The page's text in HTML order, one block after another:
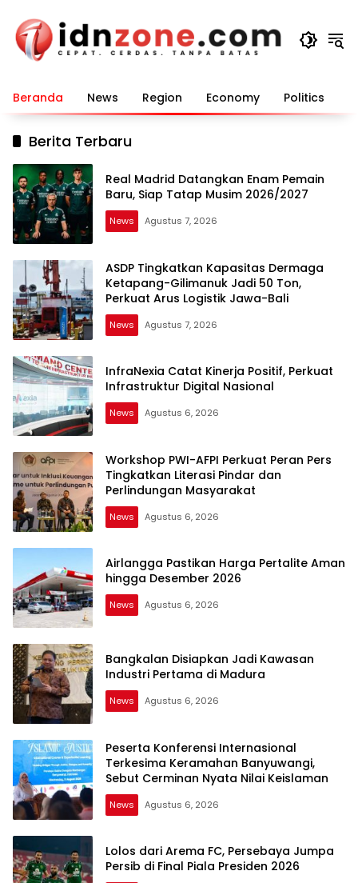
konten
Beranda News Region Economy Politics
Berita Terbaru
Real Madrid Datangkan Enam Pemain
Baru, Siap Tatap Musim 2026/2027
News Agustus 7, 2026
ASDP Tingkatkan Kapasitas Dermaga
Ketapang-Gilimanuk Jadi 50 Ton,
Perkuat Arus Logistik Jawa-Bali
News Agustus 7, 2026
InfraNexia Catat Kinerja Positif, Perkuat
Infrastruktur Digital Nasional
News Agustus 6, 2026
Idnzone.comWorkshop PWI-AFPI Perkuat Peran Pers
Tingkatkan Literasi Pindar dan
Perlindungan Masyarakat
News Agustus 6, 2026
Airlangga Pastikan Harga Pertalite Aman
hingga Desember 2026
News Agustus 6, 2026
Bangkalan Disiapkan Jadi Kawasan
Industri Pertama di Madura
News Agustus 6, 2026
Peserta Konferensi Internasional
Terkesima Keramahan Banyuwangi,
Sebut Cerminan Nyata Nilai Keislaman
News Agustus 6, 2026
Lolos dari Arema FC, Persebaya Jumpa
Persib di Final Piala Presiden 2026